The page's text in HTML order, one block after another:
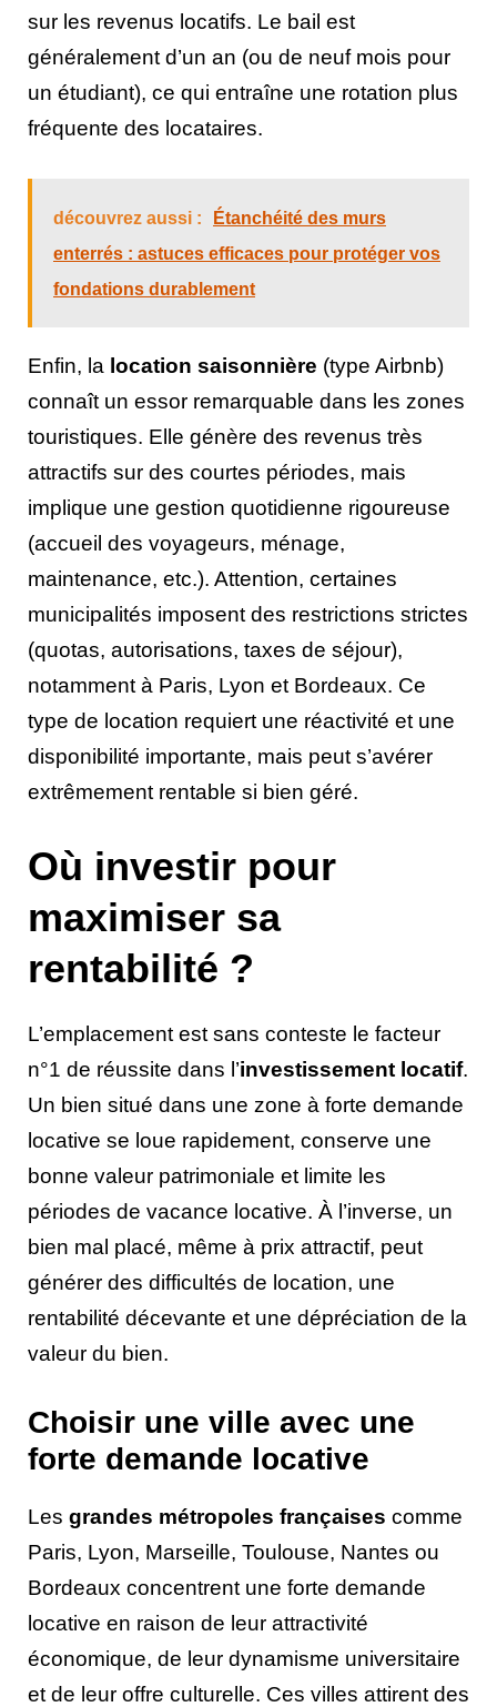
sur les revenus locatifs. Le bail est
généralement d’un an (ou de neuf mois pour
un étudiant), ce qui entraîne une rotation plus
fréquente des locataires.
découvrez aussi :
Étanchéité des murs
enterrés : astuces efficaces pour protéger vos
fondations durablement
Enfin, la location saisonnière (type Airbnb)
connaît un essor remarquable dans les zones
touristiques. Elle génère des revenus très
attractifs sur des courtes périodes, mais
implique une gestion quotidienne rigoureuse
(accueil des voyageurs, ménage,
maintenance, etc.). Attention, certaines
municipalités imposent des restrictions strictes
(quotas, autorisations, taxes de séjour),
notamment à Paris, Lyon et Bordeaux. Ce
type de location requiert une réactivité et une
disponibilité importante, mais peut s’avérer
extrêmement rentable si bien géré.
Où investir pour
maximiser sa
rentabilité ?
L’emplacement est sans conteste le facteur
n°1 de réussite dans l’investissement locatif.
Un bien situé dans une zone à forte demande
locative se loue rapidement, conserve une
bonne valeur patrimoniale et limite les
périodes de vacance locative. À l’inverse, un
bien mal placé, même à prix attractif, peut
générer des difficultés de location, une
rentabilité décevante et une dépréciation de la
valeur du bien.
Choisir une ville avec une
forte demande locative
Les grandes métropoles françaises comme
Paris, Lyon, Marseille, Toulouse, Nantes ou
Bordeaux concentrent une forte demande
locative en raison de leur attractivité
économique, de leur dynamisme universitaire
et de leur offre culturelle. Ces villes attirent des